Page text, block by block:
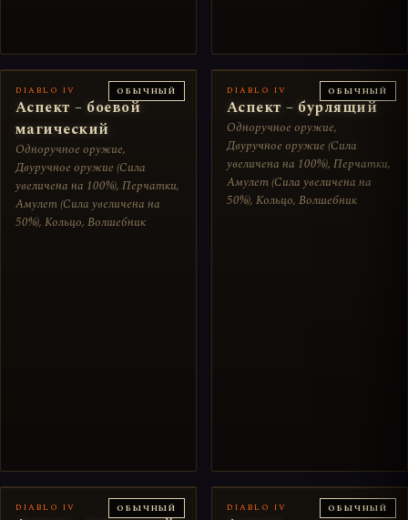
ОБЫЧНЫЙ
DIABLO IV
Аспект – боевой
магический
Одноручное оружие,
Двуручное оружие (Сила
увеличена на 100%), Перчатки,
Амулет (Сила увеличена на
50%), Кольцо, Волшебник
ОБЫЧНЫЙ
DIABLO IV
Аспект – бурлящий
Одноручное оружие,
Двуручное оружие (Сила
увеличена на 100%), Перчатки,
Амулет (Сила увеличена на
50%), Кольцо, Волшебник
ОБЫЧНЫЙ
DIABLO IV ОБЫЧНЫЙ
DIABLO IV